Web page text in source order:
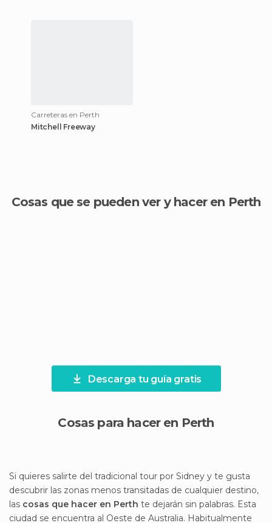
Carreteras en Perth
Mitchell Freeway
Cosas que se pueden ver y hacer en Perth
Descarga tu guía gratis
Cosas para hacer en Perth
Si quieres salirte del tradicional tour por Sidney y te gusta
descubrir las zonas menos transitadas de cualquier destino,
las cosas que hacer en Perth te dejarán sin palabras. Esta
ciudad se encuentra al Oeste de Australia. Habitualmente